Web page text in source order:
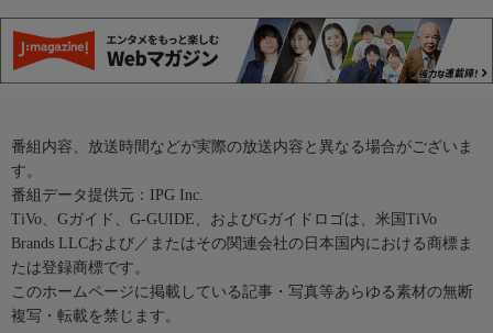
番組内容、放送時間などが実際の放送内容と異なる場合がございま
す。
番組データ提供元：IPG Inc.
TiVo、Gガイド、G-GUIDE、およびGガイドロゴは、米国TiVo
Brands LLCおよび／またはその関連会社の日本国内における商標ま
たは登録商標です。
このホームページに掲載している記事・写真等あらゆる素材の無断
複写・転載を禁じます。